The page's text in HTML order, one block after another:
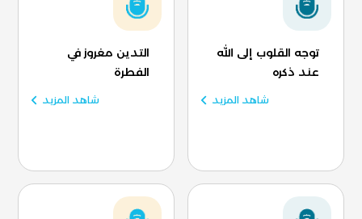
توجه القلوب إلى الله
عند ذكره
شاهد المزيد
التدين مغروز في
الفطرة
شاهد المزيد